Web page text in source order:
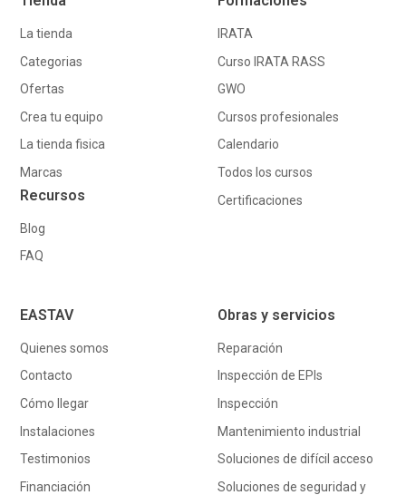
La tienda
Categorias
Ofertas
Crea tu equipo
La tienda fisica
Marcas
Recursos
Blog
FAQ
IRATA
Curso IRATA RASS
GWO
Cursos profesionales
Calendario
Todos los cursos
Certificaciones
EASTAV
Quienes somos
Contacto
Cómo llegar
Instalaciones
Testimonios
Financiación
Obras y servicios
Reparación
Inspección de EPIs
Inspección
Mantenimiento industrial
Soluciones de difícil acceso
Soluciones de seguridad y